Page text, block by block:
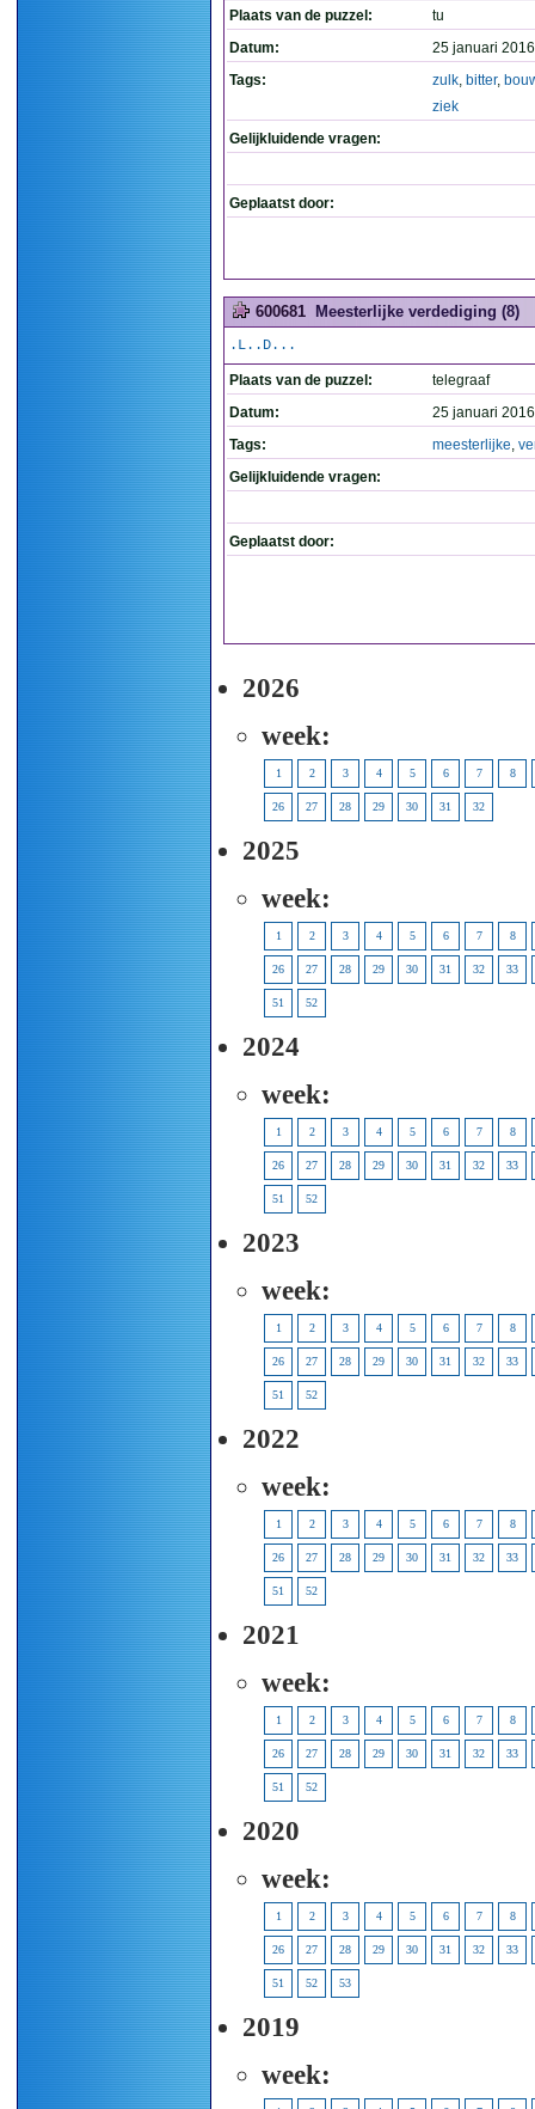
Plaats van de puzzel:
tu
Datum:
25 januari
Tags:
zulk, bitter,
ziek
Gelijkluidende vragen:
Geplaatst door:
600681 Meesterlijke verdediging (8)
.L..D...
Plaats van de puzzel:
telegraaf
Datum:
25 januari
Tags:
meesterlijke,
Gelijkluidende vragen:
Geplaatst door:
2026
week:
1 2 3 4 5 6 7 8
26 27 28 29 30 31 32
2025
week:
1 2 3 4 5 6 7 8
26 27 28 29 30 31 32 33
51 52
2024
week:
1 2 3 4 5 6 7 8
26 27 28 29 30 31 32 33
51 52
2023
week:
1 2 3 4 5 6 7 8
26 27 28 29 30 31 32 33
51 52
2022
week:
1 2 3 4 5 6 7 8
26 27 28 29 30 31 32 33
51 52
2021
week:
1 2 3 4 5 6 7 8
26 27 28 29 30 31 32 33
51 52
2020
week:
1 2 3 4 5 6 7 8
26 27 28 29 30 31 32 33
51 52 53
2019
week: